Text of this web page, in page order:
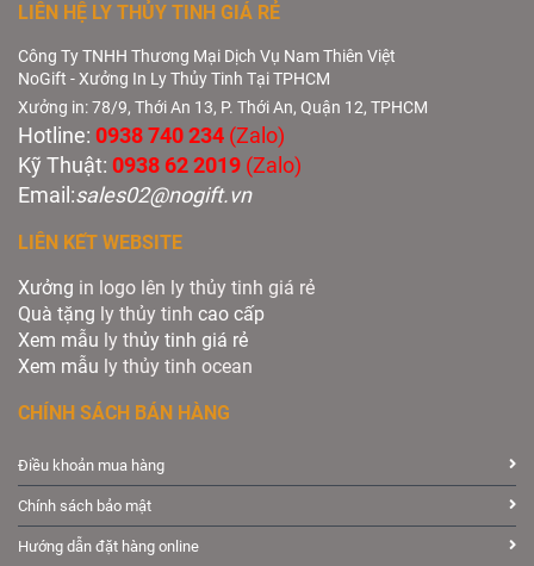
LIÊN HỆ LY THỦY TINH GIÁ RẺ
Công Ty TNHH Thương Mại Dịch Vụ Nam Thiên Việt
NoGift - Xưởng In Ly Thủy Tinh Tại TPHCM
Xưởng in: 78/9, Thới An 13, P. Thới An, Quận 12, TPHCM
Hotline: 0938 740 234 (Zalo)
Kỹ Thuật: 0938 62 2019 (Zalo)
Email:sales02@nogift.vn
LIÊN KẾT WEBSITE
Xưởng in logo lên ly thủy tinh giá rẻ
Quà tặng ly thủy tinh cao cấp
Xem mẫu ly thủy tinh giá rẻ
Xem mẫu ly thủy tinh ocean
CHÍNH SÁCH BÁN HÀNG
Điều khoản mua hàng
Chính sách bảo mật
Hướng dẫn đặt hàng online